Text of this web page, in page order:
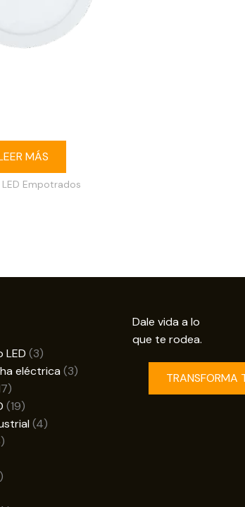
MÁS
LED Empotrados
LED 33
productos
eléctrica 33
17
productos
1919
productos
44
6
2
Dale vida a lo
que te rodea.
TRANSFORMA